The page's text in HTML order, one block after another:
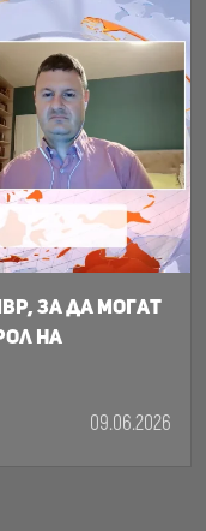
за да могат
на
09.06.2026